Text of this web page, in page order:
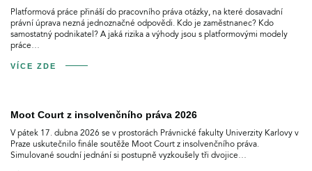
Platformová práce přináší do pracovního práva otázky, na které dosavadní
právní úprava nezná jednoznačné odpovědi. Kdo je zaměstnanec? Kdo
samostatný podnikatel? A jaká rizika a výhody jsou s platformovými modely
práce…
VÍCE ZDE
Moot Court z insolvenčního práva 2026
V pátek 17. dubna 2026 se v prostorách Právnické fakulty Univerzity Karlovy v
Praze uskutečnilo finále soutěže Moot Court z insolvenčního práva.
Simulované soudní jednání si postupně vyzkoušely tři dvojice…